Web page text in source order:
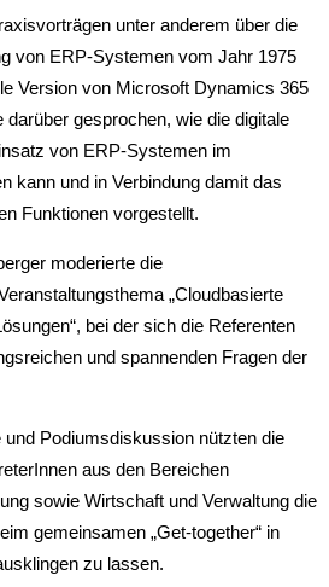
unter anderem über die
von ERP-Systemen vom Jahr 1975
Version von Microsoft Dynamics 365
darüber gesprochen, wie die digitale
von ERP-Systemen im
kann und in Verbindung damit das
Funktionen vorgestellt.
moderierte die
„Cloudbasierte
bei der sich die Referenten
und spannenden Fragen der
Podiumsdiskussion nützten die
aus den Bereichen
sowie Wirtschaft und Verwaltung die
gemeinsamen „Get-together“ in
zu lassen.